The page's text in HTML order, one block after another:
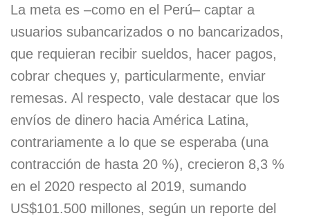
La meta es –como en el Perú– captar a
usuarios subancarizados o no bancarizados,
que requieran recibir sueldos, hacer pagos,
cobrar cheques y, particularmente, enviar
remesas. Al respecto, vale destacar que los
envíos de dinero hacia América Latina,
contrariamente a lo que se esperaba (una
contracción de hasta 20 %), crecieron 8,3 %
en el 2020 respecto al 2019, sumando
US$101.500 millones, según un reporte del